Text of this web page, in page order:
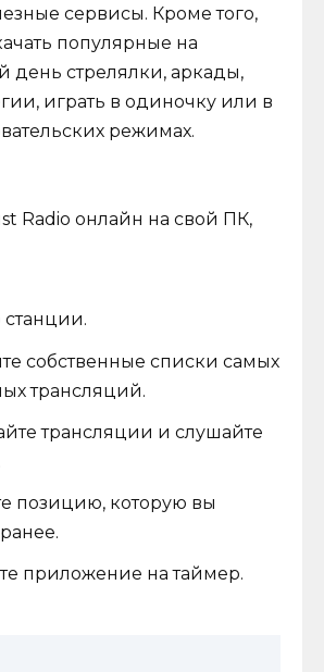
сервисы. Кроме того,
популярные на
день стрелялки, аркады,
играть в одиночку или в
режимах.
Radio онлайн на свой ПК,
собственные списки самых
трансляций.
трансляции и слушайте
позицию, которую вы
приложение на таймер.